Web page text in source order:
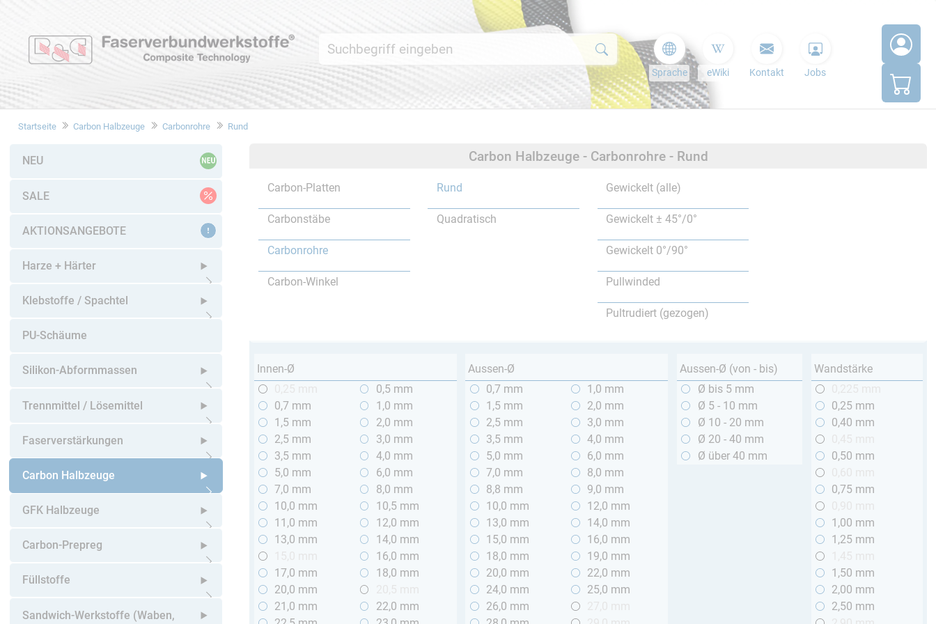
Sprache eWiki Kontakt Jobs
Startseite Carbon Halbzeuge Carbonrohre Rund
NEU
SALE
AKTIONSANGEBOTE
Harze + Härter
Untermenü öffnen
Klebstoffe / Spachtel
PU-Schäume
Silikon-Abformmassen
Untermenü öffnen
Trennmittel / Lösemittel
Untermenü öffnen
Faserverstärkungen
Untermenü öffnen
Carbon Halbzeuge
Untermenü öffnen
GFK Halbzeuge
Untermenü öffnen
Carbon-Prepreg
Untermenü öffnen
Füllstoffe
Untermenü öffnen
Sandwich-Werkstoffe (Waben,
Carbon Halbzeuge - Carbonrohre - Rund
Carbon-Platten
Carbonstäbe
Carbonrohre
Carbon-Winkel
Rund
Quadratisch
Gewickelt (alle)
Gewickelt ± 45°/0°
Gewickelt 0°/90°
Pullwinded
Pultrudiert (gezogen)
Innen-Ø
0,5 mm
0,7 mm
1,0 mm
1,5 mm
2,0 mm
2,5 mm
3,0 mm
3,5 mm
4,0 mm
5,0 mm
6,0 mm
7,0 mm
8,0 mm
10,0 mm
10,5 mm
11,0 mm
12,0 mm
13,0 mm
14,0 mm
16,0 mm
17,0 mm
18,0 mm
20,0 mm
21,0 mm
22,0 mm
Aussen-Ø
0,7 mm
1,0 mm
1,5 mm
2,0 mm
2,5 mm
3,0 mm
3,5 mm
4,0 mm
5,0 mm
6,0 mm
7,0 mm
8,0 mm
8,8 mm
9,0 mm
10,0 mm
12,0 mm
13,0 mm
14,0 mm
15,0 mm
16,0 mm
18,0 mm
19,0 mm
20,0 mm
22,0 mm
24,0 mm
25,0 mm
26,0 mm
Aussen-Ø (von - bis)
Ø bis 5 mm
Ø 5 - 10 mm
Ø 10 - 20 mm
Ø 20 - 40 mm
Ø über 40 mm
Wandstärke
0,25 mm
0,40 mm
0,50 mm
0,75 mm
1,00 mm
1,25 mm
1,50 mm
2,00 mm
2,50 mm